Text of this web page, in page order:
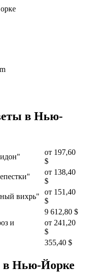
в Нью-
от 197,60
$
от 138,40
$
вихрь"
от 151,40
$
9 612,80 $
и
от 241,20
$
355,40 $
в Нью-Йорке